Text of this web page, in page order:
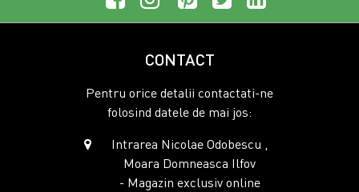
CONTACT
Pentru orice detalii contactati-ne
folosind datele de mai jos:
Intrarea Nicolae Odobescu ,
Moara Domneasca Ilfov
- Magazin exclusiv online